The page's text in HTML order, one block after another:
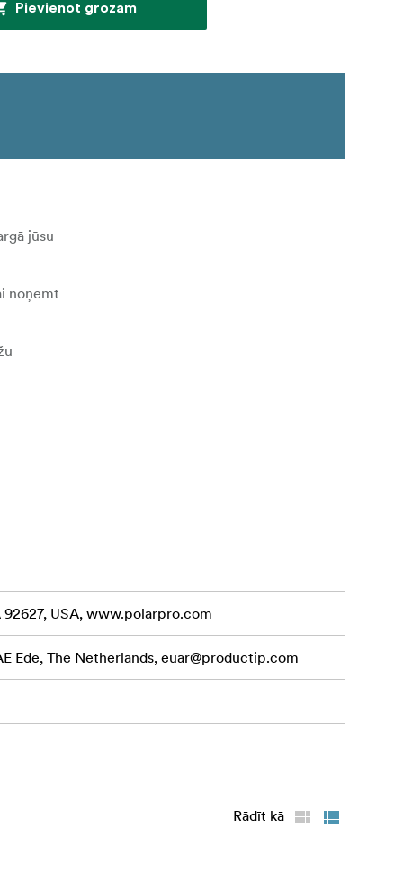
Pievienot grozam
jūsu
noņemt
15
92627, USA, www.polarpro.com
Ede, The Netherlands,euar@productip.com
Rādīt kā